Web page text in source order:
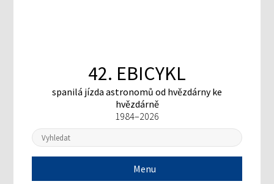
42. EBICYKL
spanilá jízda astronomů od hvězdárny ke
hvězdárně
1984–2026
Menu